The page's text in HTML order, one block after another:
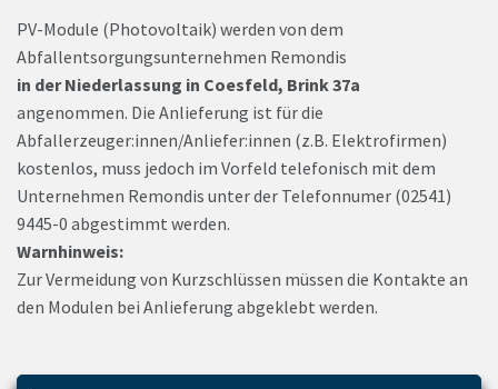
PV-Module (Photovoltaik) werden von dem
Abfallentsorgungsunternehmen Remondis
in der Niederlassung in Coesfeld, Brink 37a
angenommen. Die Anlieferung ist für die
Abfallerzeuger:innen/Anliefer:innen (z.B. Elektrofirmen)
kostenlos, muss jedoch im Vorfeld telefonisch mit dem
Unternehmen Remondis unter der Telefonnumer (02541)
9445-0 abgestimmt werden.
Warnhinweis:
Zur Vermeidung von Kurzschlüssen müssen die Kontakte an
den Modulen bei Anlieferung abgeklebt werden.